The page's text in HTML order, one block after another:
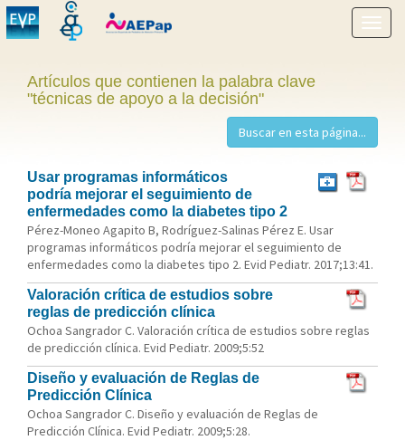
menú
Artículos que contienen la palabra clave
"técnicas de apoyo a la decisión"
Usar programas informáticos
podría mejorar el seguimiento de
enfermedades como la diabetes tipo 2
Pérez-Moneo Agapito B, Rodríguez-Salinas Pérez E. Usar
programas informáticos podría mejorar el seguimiento de
enfermedades como la diabetes tipo 2. Evid Pediatr. 2017;13:41.
Valoración crítica de estudios sobre
reglas de predicción clínica
Ochoa Sangrador C. Valoración crítica de estudios sobre reglas
de predicción clínica. Evid Pediatr. 2009;5:52
Diseño y evaluación de Reglas de
Predicción Clínica
Ochoa Sangrador C. Diseño y evaluación de Reglas de
Predicción Clínica. Evid Pediatr. 2009;5:28.